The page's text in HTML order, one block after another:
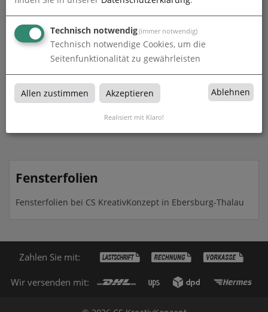
Milchglasfolie
Fensterfolien
Fensterfolien bei CS KreativKonzept in Ebersburg-Thalau
Zahlen Sie mit:
Wir versenden mit:
Technisch notwendig(immer notwendig)
Technisch notwendige Cookies, um die
Seitenfunktionalität zu gewährleisten
Allen zustimmen Akzeptieren Ablehnen
Realisiert mit Klaro!